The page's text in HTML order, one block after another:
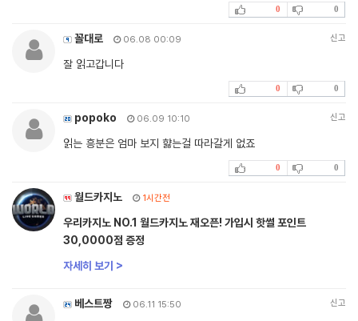
0 0
꼴대로 06.08 00:09 신고
잘 읽고갑니다
0 0
popoko 06.09 10:10 신고
읽는 흥분은 엄마 보지 햟는걸 따라갈게 없죠
0 0
월드카지노 1시간전
우리카지노 NO.1 월드카지노 재오픈! 가입시 핫썰 포인트
30,0000점 증정
자세히 보기 >
베스트짱 06.11 15:50 신고